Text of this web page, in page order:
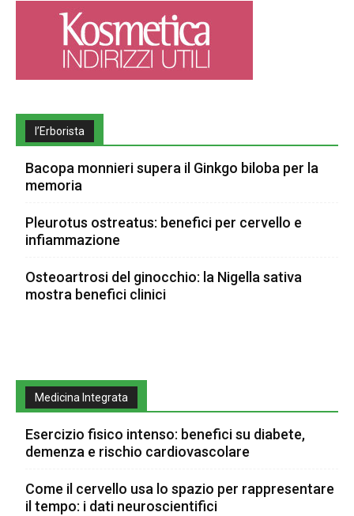
l’Erborista
Bacopa monnieri supera il Ginkgo biloba per la
memoria
Pleurotus ostreatus: benefici per cervello e
infiammazione
Osteoartrosi del ginocchio: la Nigella sativa
mostra benefici clinici
Medicina Integrata
Esercizio fisico intenso: benefici su diabete,
demenza e rischio cardiovascolare
Come il cervello usa lo spazio per rappresentare
il tempo: i dati neuroscientifici